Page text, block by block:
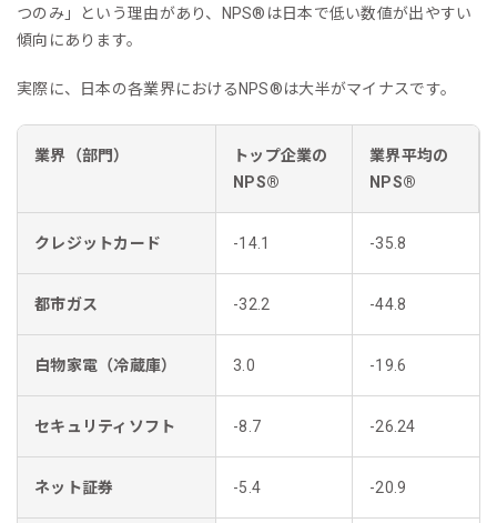
つのみ」という理由があり、NPS®︎は日本で低い数値が出やすい
傾向にあります。
実際に、日本の各業界におけるNPS®︎は大半がマイナスです。
業界（部門）
トップ企業の
NPS®︎
業界平均の
NPS®︎
クレジットカード -14.1 -35.8
都市ガス -32.2 -44.8
白物家電（冷蔵庫） 3.0 -19.6
セキュリティソフト -8.7 -26.24
ネット証券 -5.4 -20.9